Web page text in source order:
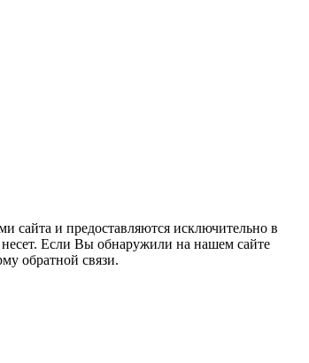
сайта и предоставляются исключительно в
несет. Если Вы обнаружили на нашем сайте
обратной связи.